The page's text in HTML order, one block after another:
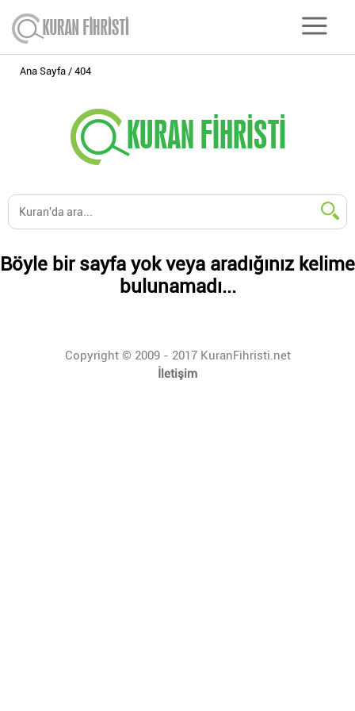
Ana Sayfa 404
Böyle bir sayfa yok veya aradığınız kelime
bulunamadı...
Copyright © 2009 - 2017 KuranFihristi.net
İletişim